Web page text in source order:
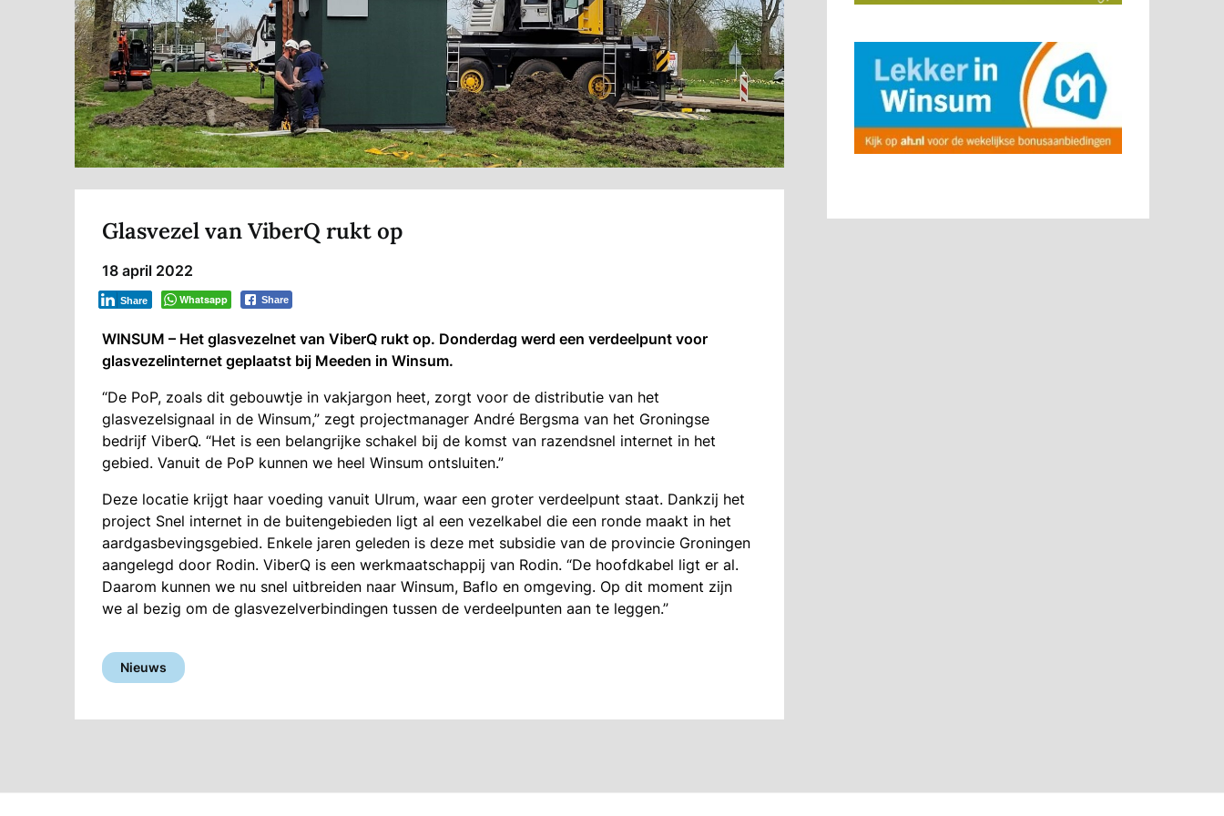
Glasvezel van ViberQ rukt op
18 april 2022
Whatsapp Share
Share
WINSUM – Het glasvezelnet van ViberQ rukt op. Donderdag werd een verdeelpunt voor
glasvezelinternet geplaatst bij Meeden in Winsum.
“De PoP, zoals dit gebouwtje in vakjargon heet, zorgt voor de distributie van het
glasvezelsignaal in de Winsum,” zegt projectmanager André Bergsma van het Groningse
bedrijf ViberQ. “Het is een belangrijke schakel bij de komst van razendsnel internet in het
gebied. Vanuit de PoP kunnen we heel Winsum ontsluiten.”
Deze locatie krijgt haar voeding vanuit Ulrum, waar een groter verdeelpunt staat. Dankzij het
project Snel internet in de buitengebieden ligt al een vezelkabel die een ronde maakt in het
aardgasbevingsgebied. Enkele jaren geleden is deze met subsidie van de provincie Groningen
aangelegd door Rodin. ViberQ is een werkmaatschappij van Rodin. “De hoofdkabel ligt er al.
Daarom kunnen we nu snel uitbreiden naar Winsum, Baflo en omgeving. Op dit moment zijn
we al bezig om de glasvezelverbindingen tussen de verdeelpunten aan te leggen.”
Nieuws